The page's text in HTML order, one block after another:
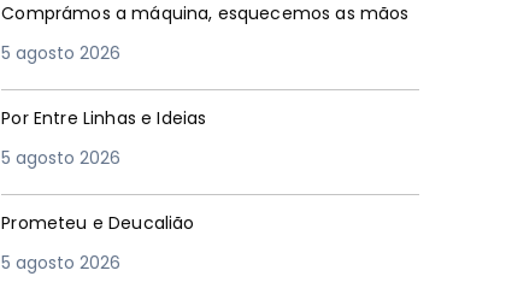
Comprámos a máquina, esquecemos as mãos
5 agosto 2026
Por Entre Linhas e Ideias
5 agosto 2026
Prometeu e Deucalião
5 agosto 2026